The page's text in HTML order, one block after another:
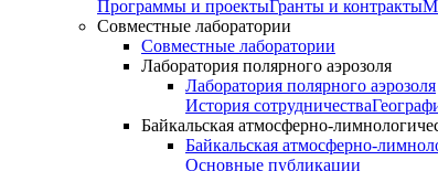
Программы и проектыГранты и контракты
Совместные лаборатории
Совместные лаборатории
Лаборатория полярного аэрозоля
Лаборатория полярного аэрозоля
История сотрудничества
Байкальская атмосферно-
Байкальская атмосферно-
Основные публикации